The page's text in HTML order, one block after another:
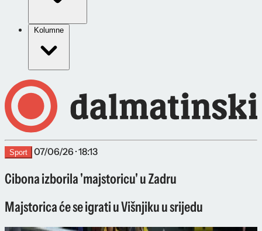
Kolumne
Sport 07/06/26 · 18:13
Cibona izborila 'majstoricu' u Zadru
Majstorica će se igrati u Višnjiku u srijedu